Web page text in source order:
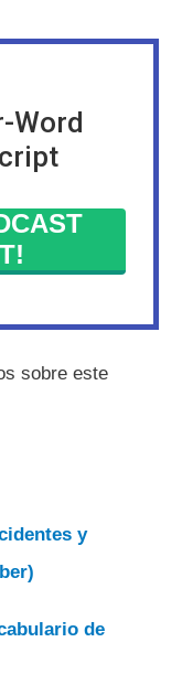
Word
sobre este
y
de